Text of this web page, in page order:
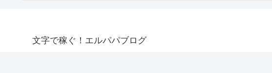
文字で稼ぐ！エルパパブログ